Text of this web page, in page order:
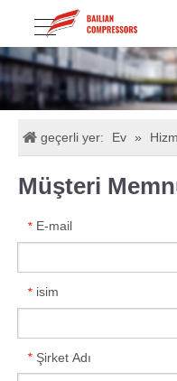
geçerli yer: Ev »
Müşteri
* E-mail
* isim
* Şirket Adı